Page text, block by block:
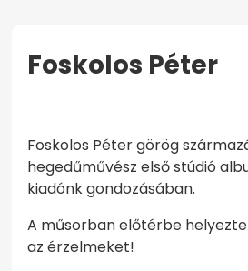
Foskolos Péter
Foskolos Péter görög
hegedűművész első stúdió
kiadónk gondozásában.
A műsorban előtérbe
az érzelmeket!